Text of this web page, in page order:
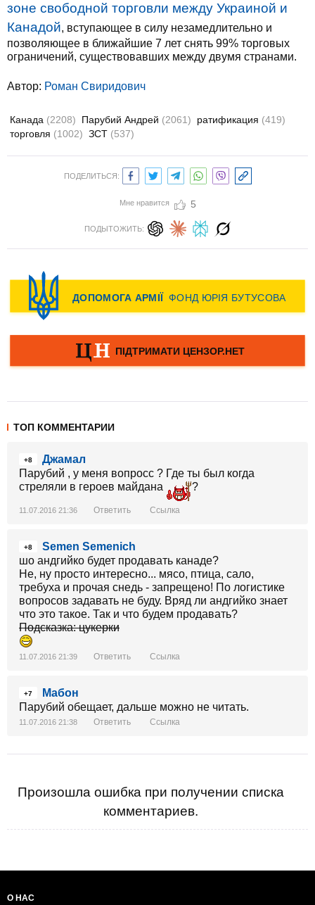
зоне свободной торговли между Украиной и
Канадой, вступающее в силу незамедлительно и
позволяющее в ближайшие 7 лет снять 99% торговых
ограничений, существовавших между двумя странами.
Автор: Роман Свиридович
Канада (2208) Парубий Андрей (2061) ратификация (419)
торговля (1002) ЗСТ (537)
ПОДЕЛИТЬСЯ:
Мне нравится 5
ПОДЫТОЖИТЬ:
ТОП КОММЕНТАРИИ
+8
Джамал
Парубий , у меня вопросс ? Где ты был когда
стреляли в героев майдана
?
11.07.2016 21:36 Ответить Ссылка
+8
Semen Semenich
шо андгийко будет продавать канаде?
Не, ну просто интересно... мясо, птица, сало,
требуха и прочая снедь - запрещено! По логистике
вопросов задавать не буду. Вряд ли андгийко знает
что это такое. Так и что будем продавать?
Подсказка: цукерки
11.07.2016 21:39 Ответить Ссылка
+7
Мабон
Парубий обещает, дальше можно не читать.
11.07.2016 21:38 Ответить Ссылка
Произошла ошибка при получении списка
комментариев.
О НАС